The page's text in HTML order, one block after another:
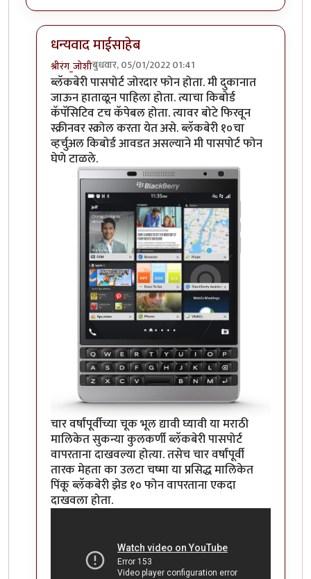
धन्यवाद माईसाहेब
श्रीरंग_जोशीबुधवार, 05/01/2022 01:41
In reply toहम्मbyमाईसाहेब कुरसूंदीकर
ब्लॅकबेरी पासपोर्ट जोरदार फोन होता. मी दुकानात
जाऊन हाताळून पाहिला होता. त्याचा किबोर्ड
कॅपॅसिटिव टच कॅपेबल होता. त्यावर बोटे फिरवून
स्क्रीनवर स्क्रोल करता येत असे. ब्लॅकबेरी १०चा
व्हर्चुअल किबोर्ड आवडत असल्याने मी पासपोर्ट फोन
घेणे टाळले.
चार वर्षांपूर्वीच्या चूक भूल द्यावी घ्यावी या मराठी
मालिकेत सुकन्या कुलकर्णी ब्लॅकबेरी पासपोर्ट
वापरताना दाखवल्या होत्या. तसेच चार वर्षांपूर्वी
तारक मेहता का उलटा चष्मा या प्रसिद्ध मालिकेत
पिंकू ब्लॅकबेरी झेड १० फोन वापरताना एकदा
दाखवला होता.